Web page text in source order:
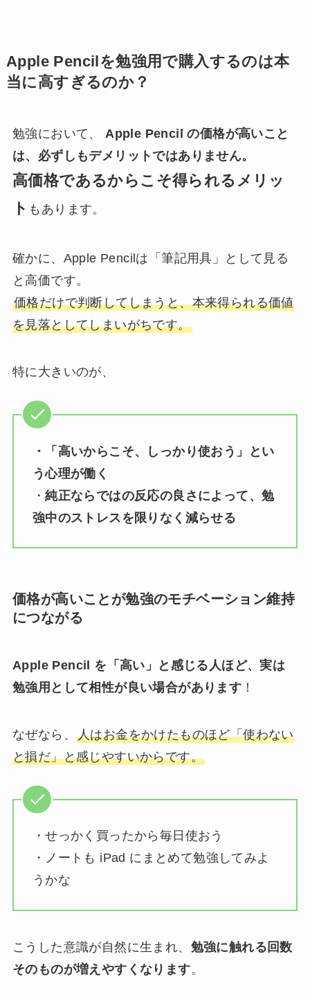
Apple Pencilを勉強用で購入するのは本
当に高すぎるのか？
勉強において、Apple Pencil の価格が高いこと
は、必ずしもデメリットではありません。
高価格であるからこそ得られるメリッ
ト もあります。
確かに、Apple Pencilは「筆記用具」として見る
と高価です。
価格だけで判断してしまうと、本来得られる価値
を見落としてしまいがちです。
特に大きいのが、
・「高いからこそ、しっかり使おう」とい
う心理が働く
・純正ならではの反応の良さによって、勉
強中のストレスを限りなく減らせる
価格が高いことが勉強のモチベーション維持
につながる
Apple Pencil を「高い」と感じる人ほど、実は
勉強用として相性が良い場合があります ！
なぜなら、 人はお金をかけたものほど「使わない
と損だ」と感じやすいからです。
・せっかく買ったから毎日使おう
・ノートも iPad にまとめて勉強してみよ
うかな
こうした意識が自然に生まれ、 勉強に触れる回数
そのものが増えやすくなります。